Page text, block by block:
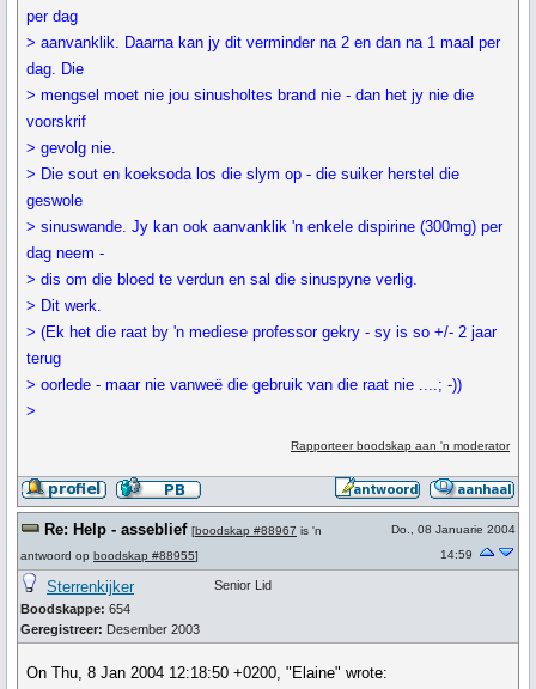
per dag
> aanvanklik. Daarna kan jy dit verminder na 2 en dan na 1 maal per
dag. Die
> mengsel moet nie jou sinusholtes brand nie - dan het jy nie die
voorskrif
> gevolg nie.
> Die sout en koeksoda los die slym op - die suiker herstel die
geswole
> sinuswande. Jy kan ook aanvanklik 'n enkele dispirine (300mg) per
dag neem -
> dis om die bloed te verdun en sal die sinuspyne verlig.
> Dit werk.
> (Ek het die raat by 'n mediese professor gekry - sy is so +/- 2 jaar
terug
> oorlede - maar nie vanweë die gebruik van die raat nie ....; -))
>
Rapporteer boodskap aan 'n moderator
Re: Help - asseblief [boodskap #88967 is 'n
antwoord op boodskap #88955]
Do., 08 Januarie 2004
14:59
Sterrenkijker
Boodskappe: 654
Geregistreer: Desember 2003
Senior Lid
On Thu, 8 Jan 2004 12:18:50 +0200, "Elaine" wrote: